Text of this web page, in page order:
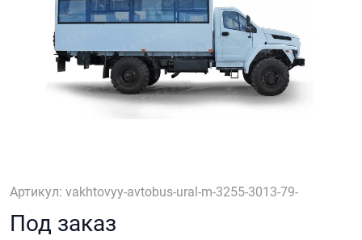
Артикул: vakhtovyy-avtobus-ural-m-3255-3013-79-
Под заказ